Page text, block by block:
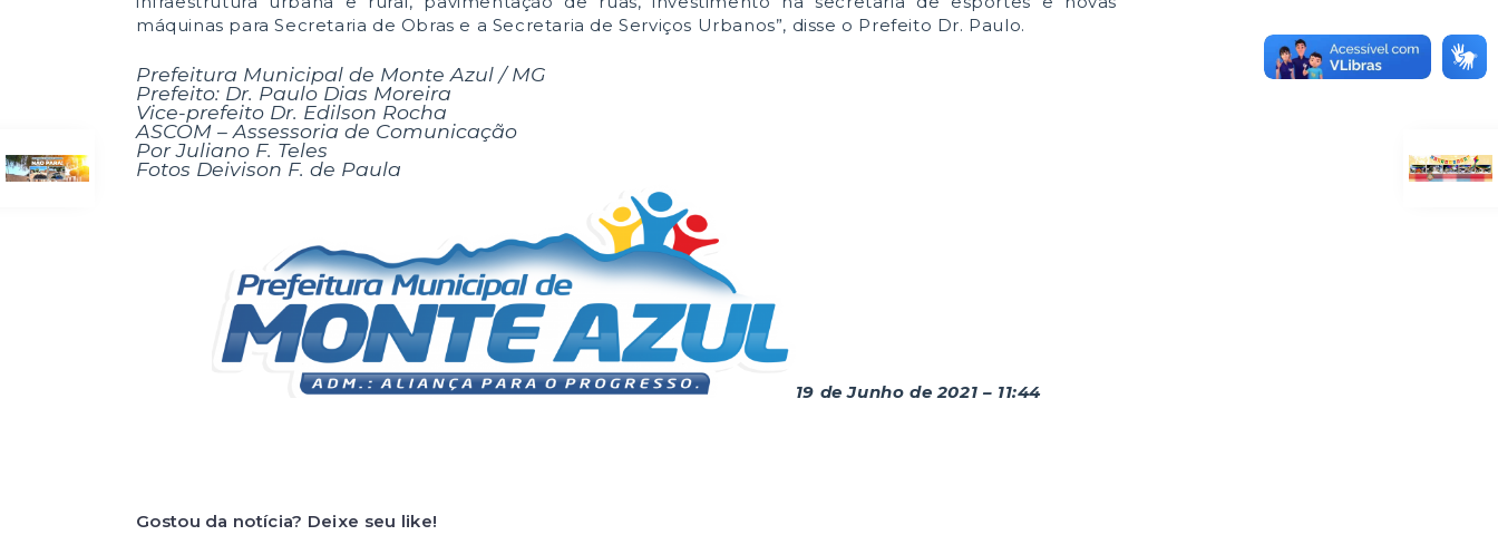
máquinas para Secretaria de Obras e a Secretaria de Serviços Urbanos”, disse o Prefeito Dr. Paulo.
Prefeitura Municipal de Monte Azul / MG
Prefeito: Dr. Paulo Dias Moreira
Vice-prefeito Dr. Edilson Rocha
ASCOM – Assessoria de Comunicação
Por Juliano F. Teles
Fotos Deivison F. de Paula
19 de Junho de 2021 – 11:44
Gostou da notícia? Deixe seu like!